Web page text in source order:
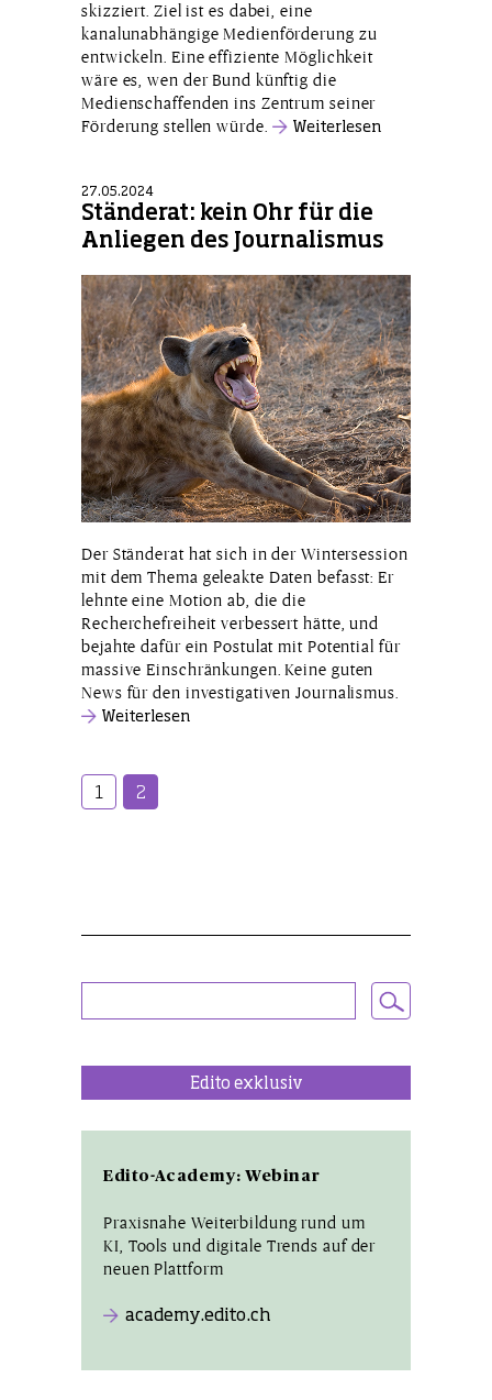
skizziert. Ziel ist es dabei, eine
kanalunabhängige Medienförderung zu
entwickeln. Eine effiziente Möglichkeit
wäre es, wen der Bund künftig die
Medienschaffenden ins Zentrum seiner
Förderung stellen würde.
Weiterlesen
27.05.2024
Ständerat: kein Ohr für die
Anliegen des Journalismus
Der Ständerat hat sich in der Wintersession
mit dem Thema geleakte Daten befasst: Er
lehnte eine Motion ab, die die
Recherchefreiheit verbessert hätte, und
bejahte dafür ein Postulat mit Potential für
massive Einschränkungen. Keine guten
News für den investigativen Journalismus.
Weiterlesen
1 2
Edito exklusiv
Edito-Academy: Webinar
Praxisnahe Weiterbildung rund um
KI, Tools und digitale Trends auf der
neuen Plattform
academy.edito.ch